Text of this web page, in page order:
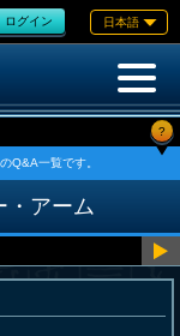
ログイン 日本語
?
Q&A一覧です。
・アーム